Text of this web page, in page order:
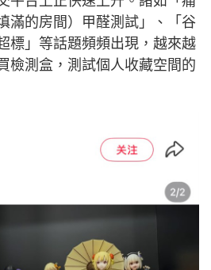
滿的房間）甲醛測試」、「谷
標」等話題頻頻出現，越來越
檢測盒，測試個人收藏空間的